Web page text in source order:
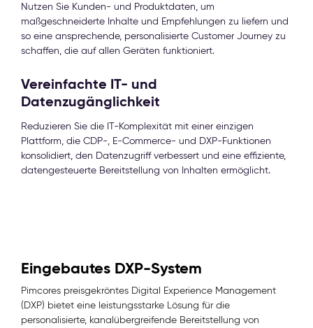
Nutzen Sie Kunden- und Produktdaten, um
maßgeschneiderte Inhalte und Empfehlungen zu liefern und
so eine ansprechende, personalisierte Customer Journey zu
schaffen, die auf allen Geräten funktioniert.
Vereinfachte IT- und
Datenzugänglichkeit
Reduzieren Sie die IT-Komplexität mit einer einzigen
Plattform, die CDP-, E-Commerce- und DXP-Funktionen
konsolidiert, den Datenzugriff verbessert und eine effiziente,
datengesteuerte Bereitstellung von Inhalten ermöglicht.
Eingebautes DXP-System
Pimcores preisgekröntes Digital Experience Management
(DXP) bietet eine leistungsstarke Lösung für die
personalisierte, kanalübergreifende Bereitstellung von